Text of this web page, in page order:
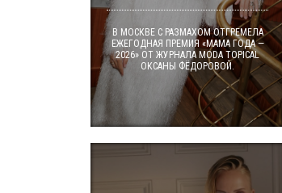
В МОСКВЕ С РАЗМАХОМ ОТГРЕМЕЛА
ЕЖЕГОДНАЯ ПРЕМИЯ «МАМА ГОДА —
2026» ОТ ЖУРНАЛА MODA TOPICAL
ОКСАНЫ ФЁДОРОВОЙ.